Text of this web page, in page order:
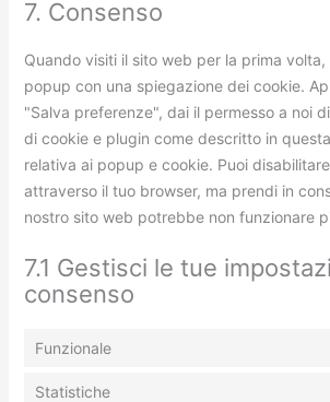
7. Consenso
Quando visiti il sito web per la prima volta,
popup con una spiegazione dei cookie.
"Salva preferenze", dai il permesso a noi
di cookie e plugin come descritto in
relativa ai popup e cookie. Puoi
attraverso il tuo browser, ma prendi in
nostro sito web potrebbe non funzionare
7.1 Gestisci le tue
consenso
Funzionale
Statistiche